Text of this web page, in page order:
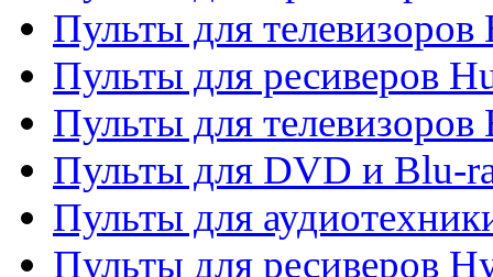
Пульты для телевизоров
Пульты для ресиверов
Пульты для
Пульты для DVD и Blu-
Пульты для
Пульты для ресиверов